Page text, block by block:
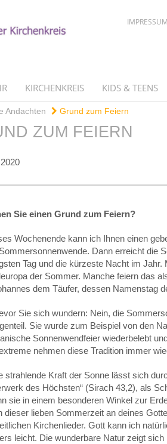
IMPRESSUM
KIRCHENKREIS KIDS & TEENS
Andachten Grund zum Feiern
ZUM FEIERN
Sie einen Grund zum Feiern?
Wochenende kann ich Ihnen einen
Dann erreicht die
Tag und die kürzeste Nacht im
der Sommer. Manche feiern das
dem Täufer, dessen Namenstag
Sie sich wundern: Nein, die
Sie wurde zum Beispiel von den
Sonnenwendfeier wiederbelebt
nehmen diese Tradition immer
strahlende Kraft der Sonne lässt sich
des Höchsten“ (Sirach 43,2), als
sie in einem besonderen Winkel zur
dieser lieben Sommerzeit an deines
Kirchenlieder. Gott kann ich
leicht. Die wunderbare Natur zeigt